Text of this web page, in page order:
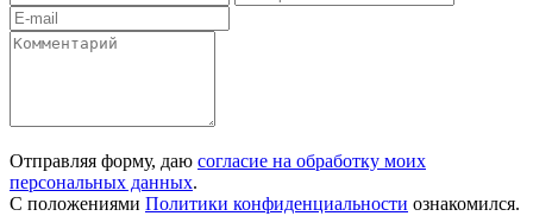
Отправляя форму, даю согласие на обработку моих
персональных данных.
С положениями Политики конфиденциальности ознакомился.